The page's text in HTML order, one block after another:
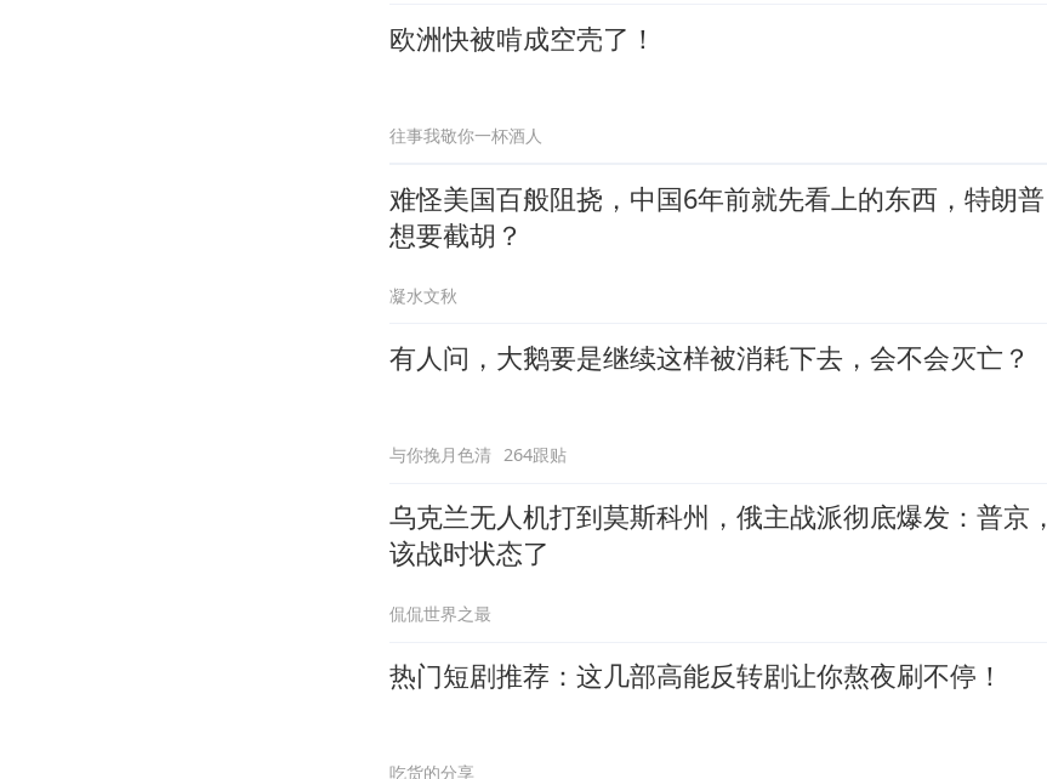
欧洲快被啃成空壳了！
往事我敬你一杯酒人
难怪美国百般阻挠，中国6年前就先看上的东西，特朗普
想要截胡？
凝水文秋
有人问，大鹅要是继续这样被消耗下去，会不会灭亡？
与你挽月色清 264跟贴
乌克兰无人机打到莫斯科州，俄主战派彻底爆发：普京，
该战时状态了
侃侃世界之最
热门短剧推荐：这几部高能反转剧让你熬夜刷不停！
吃货的分享